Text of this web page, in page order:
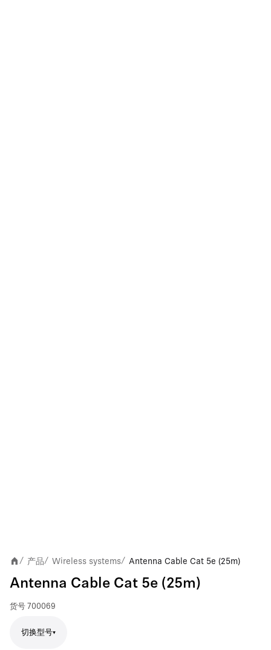
/ 产品/ Wireless systems/ Antenna Cable Cat 5e (25m)
Antenna Cable Cat 5e (25m)
货号 700069
切换型号